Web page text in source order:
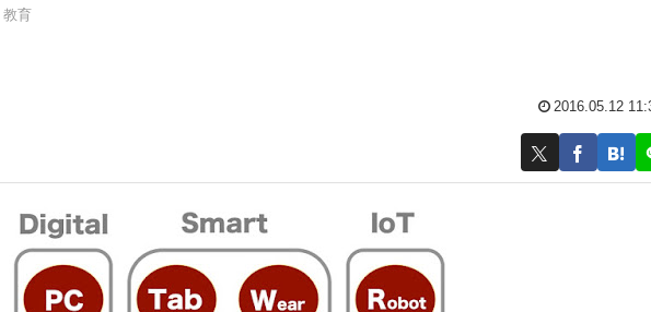
教育
2016.05.12